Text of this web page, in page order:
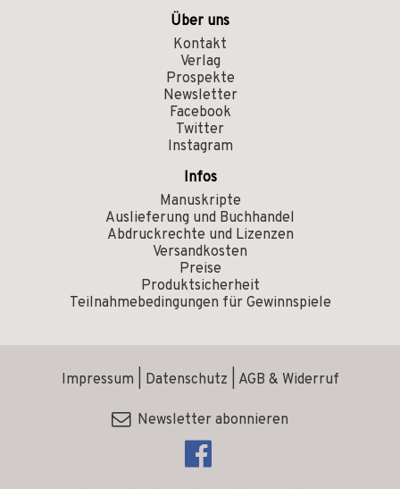
Über uns
Kontakt
Verlag
Prospekte
Newsletter
Facebook
Twitter
Instagram
Infos
Manuskripte
Auslieferung und Buchhandel
Abdruckrechte und Lizenzen
Versandkosten
Preise
Produktsicherheit
Teilnahmebedingungen für Gewinnspiele
Impressum Datenschutz AGB & Widerruf
Newsletter abonnieren